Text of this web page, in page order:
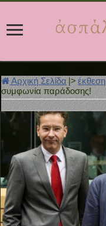
Αρχική Σελίδα |> έκθεση
συμφωνία παράδοσης!